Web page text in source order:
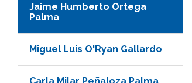
Jaime Humberto Ortega
Palma
Miguel Luis O'Ryan Gallardo
Carla Milar Peñaloza Palma